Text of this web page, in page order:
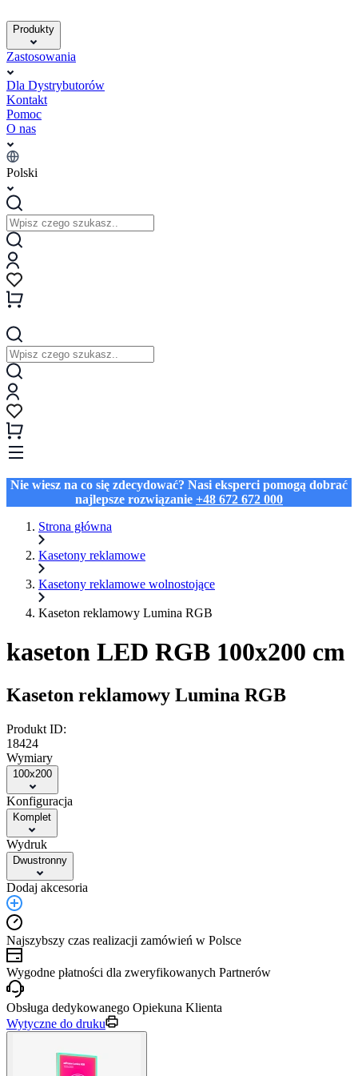
Produkty
Zastosowania
Dla Dystrybutorów
Kontakt
Pomoc
O nas
Polski
Nie wiesz na co się zdecydować? Nasi eksperci pomogą dobrać
najlepsze rozwiązanie +48 672 672 000
Strona główna
Kasetony reklamowe
Kasetony reklamowe wolnostojące
Kaseton reklamowy Lumina RGB
kaseton LED RGB 100x200 cm
Kaseton reklamowy Lumina RGB
Produkt ID:
18424
Wymiary
100x200
Konfiguracja
Komplet
Wydruk
Dwustronny
Dodaj akcesoria
Najszybszy czas realizacji zamówień w Polsce
Wygodne płatności dla zweryfikowanych Partnerów
Obsługa dedykowanego Opiekuna Klienta
Wytyczne do druku